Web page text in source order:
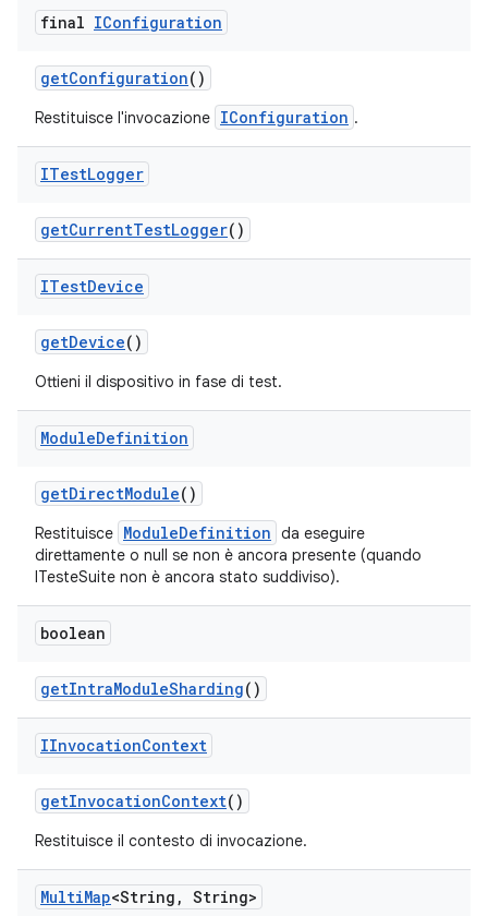
final IConfiguration
getConfiguration()
Restituisce l'invocazione IConfiguration .
ITestLogger
getCurrentTestLogger()
ITestDevice
getDevice()
Ottieni il dispositivo in fase di test.
ModuleDefinition
getDirectModule()
Restituisce ModuleDefinition da eseguire
direttamente o null se non è ancora presente (quando
ITesteSuite non è ancora stato suddiviso).
boolean
getIntraModuleSharding()
IInvocationContext
getInvocationContext()
Restituisce il contesto di invocazione.
MultiMap<String , String>